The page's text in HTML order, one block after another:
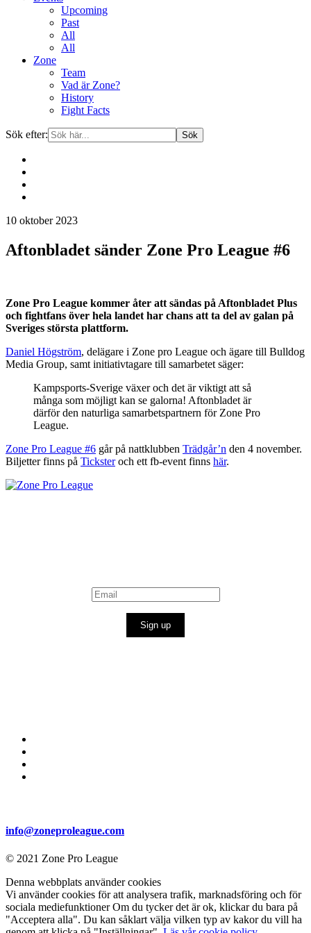
Upcoming
Past
All
All
Zone
Team
Vad är Zone?
History
Fight Facts
Sök efter:
Gå
till
innehåll
10 oktober 2023
Aftonbladet sänder Zone Pro League #6
Zone Pro League kommer åter att sändas på Aftonbladet Plus
och fightfans över hela landet har chans att ta del av galan på
Sveriges största plattform.
Daniel Högström, delägare i Zone pro League och ägare till Bulldog
Media Group, samt initiativtagare till samarbetet säger:
Kampsports-Sverige växer och det är viktigt att så
många som möjligt kan se galorna! Aftonbladet är
därför den naturliga samarbetspartnern för Zone Pro
League.
Zone Pro League #6 går på nattklubben Trädgår’n den 4 november.
Biljetter finns på Ticksteroch ett fb-event finns här.
Sign up
info@zoneproleague.com
© 2021 Zone Pro League
Denna webbplats använder cookies
Vi använder cookies för att analysera trafik, marknadsföring och för
sociala mediefunktioner Om du tycker det är ok, klickar du bara på
"Acceptera alla". Du kan såklart välja vilken typ av kakor du vill ha